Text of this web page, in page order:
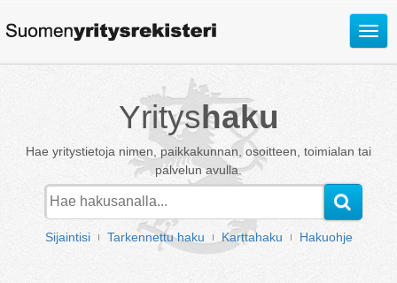
Avaa
Yrityshaku
Hae yritystietoja nimen, paikkakunnan, osoitteen, toimialan tai
palvelun avulla.
Sijaintisi Tarkennettu haku Karttahaku Hakuohje